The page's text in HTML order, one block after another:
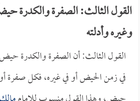
القول الثالث: الصفرة والكدرة
وغيره وأدلته
القول الثالث: أن الصفرة والكدرة
في زمن الحيض أو في غيره، فكل صفرة أو